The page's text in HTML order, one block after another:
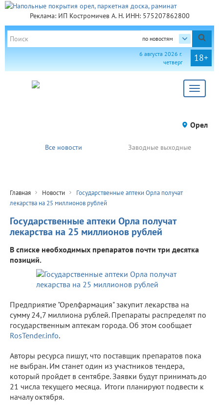
Реклама: ИП Костромичев А. Н. ИНН: 575207862800
по новостям
18+
6 августа 2026 г.
четверг
Toggle
Орел
Все новости Заводные выходные
Главная Новости
Государственные аптеки Орла получат
лекарства на 25 миллионов рублей
Государственные аптеки Орла получат
лекарства на 25 миллионов рублей
В списке необходимых препаратов почти три десятка
позиций.
Предприятие "Орелфармация" закупит лекарства на
сумму 24,7 миллиона рублей. Препараты распределят по
государственным аптекам города. Об этом сообщает
RosTender.info.
Авторы ресурса пишут, что поставщик препаратов пока
не выбран. Им станет один из участников тендера,
который пройдет в сентябре. Заявки будут принимать до
21 числа текущего месяца. Итоги планируют подвести к
началу октября.